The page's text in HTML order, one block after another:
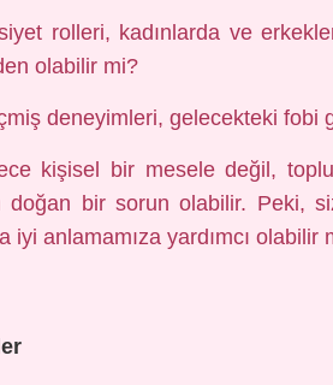
rolleri, kadınlarda ve
olabilir mi?
deneyimleri, gelecekteki fobi
kişisel bir mesele değil,
doğan bir sorun olabilir. Peki,
iyi anlamamıza yardımcı olabilir